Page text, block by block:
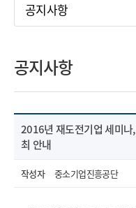
공지사항
공지사항
2016년 재도전기업 세미나
최 안내
작성자 중소기업진흥공단